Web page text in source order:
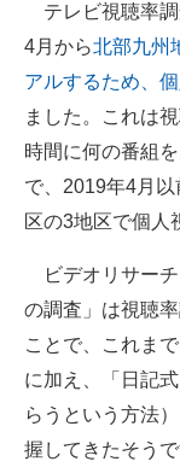
テレビ視聴率調
4月から北部九州
アルするため、
ました。これは
時間に何の番組
で、2019年4月
区の3地区で個人
ビデオリサーチ
の調査」は視聴
ことで、これま
に加え、「日記
らうという方法
握してきたそう